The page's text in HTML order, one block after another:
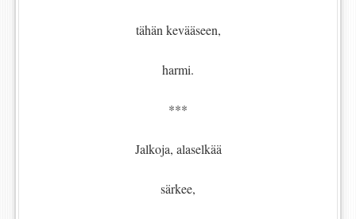
tähän kevääseen,
harmi.
***
Jalkoja, alaselkää
särkee,